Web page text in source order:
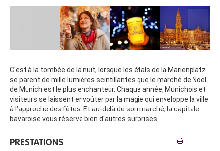
C'est à la tombée de la nuit, lorsque les étals de la Marienplatz
se parent de mille lumières scintillantes que le marché de Noël
de Munich est le plus enchanteur. Chaque année, Munichois et
visiteurs se laissent envoûter par la magie qui enveloppe la ville
à l’approche des fêtes. Et au-delà de son marché, la capitale
bavaroise vous réserve bien d'autres surprises.
PRESTATIONS